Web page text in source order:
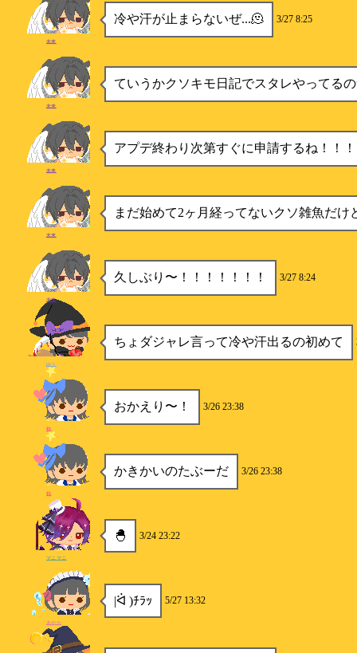
冷や汗が止まらないぜ...🫠 3/27 8:25
未来
ていうかクソキモ日記でスタレやってる
未来
アプデ終わり次第すぐに申請するね！！！
未来
まだ始めて2ヶ月経ってないクソ雑魚だけ
未来
久しぶり〜！！！！！！！ 3/27 8:24
未来
ちょダジャレ言って冷や汗出るの初めて
ゆう
おかえり〜！ 3/26 23:38
柿
かきかいのたぶーだ 3/26 23:38
柿
🐣 3/24 23:22
マニマニ
|ᐛ )ﾁﾗｯ 5/27 13:32
あやか